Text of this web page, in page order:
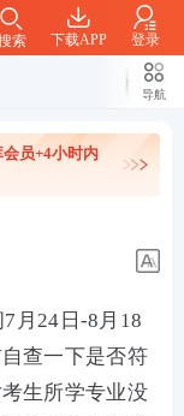
下载APP 登录
索
导航
员+4小时内
月24日-8月18
查一下是否符
生所学专业没